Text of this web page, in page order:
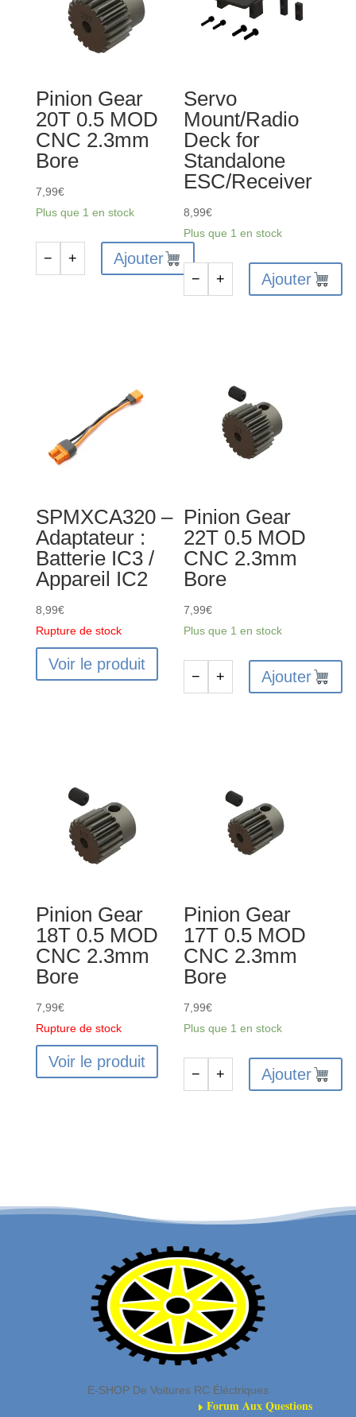
Pinion Gear
20T 0.5 MOD
CNC 2.3mm
Bore
7,99€
Plus que 1 en stock
Bore
− + Ajouter
Servo
Mount/Radio
Deck for
Standalone
ESC/Receiver
8,99€
Plus que 1 en stock
Standalone
ESC/Receiver
− + Ajouter
SPMXCA320 –
Adaptateur :
Batterie IC3 /
Appareil IC2
8,99€
Rupture de stock
Voir le produit
Pinion Gear
22T 0.5 MOD
CNC 2.3mm
Bore
7,99€
Plus que 1 en stock
− + Ajouter
Pinion Gear
18T 0.5 MOD
CNC 2.3mm
Bore
7,99€
Rupture de stock
Voir le produit
Pinion Gear
17T 0.5 MOD
CNC 2.3mm
Bore
7,99€
Plus que 1 en stock
CNC
2.3mm
Bore
− + Ajouter
E-SHOP De Voitures RC Éléctriques
E Forum Aux Questions